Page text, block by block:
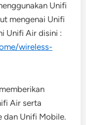
Unifi
mengenai Unifi
Unifi Air disini :
wireless-
Air serta
dan Unifi Mobile.